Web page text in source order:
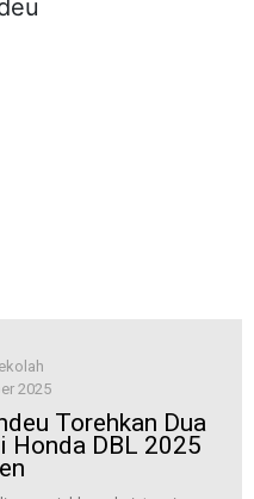
2025
Torehkan Dua
Honda DBL 2025